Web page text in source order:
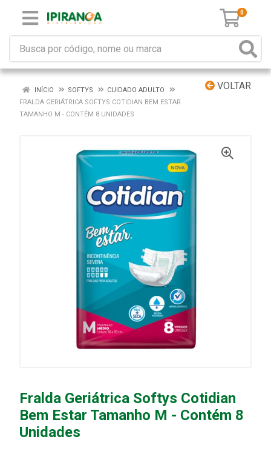
0
VOLTAR
INÍCIO SOFTYS
CUIDADO ADULTO
FRALDA GERIÁTRICA SOFTYS COTIDIAN BEM ESTAR
TAMANHO M - CONTÉM 8 UNIDADES
Fralda Geriátrica Softys Cotidian
Bem Estar Tamanho M - Contém 8
Unidades